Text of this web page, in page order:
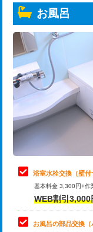
トーラー機使用/3m
追加トーラー機使用
カメラ調査
桝清掃
止水・漏水調査・
理・調整・分解・
止水・漏水調査・
理・調整・分解・
止水・漏水調査・
理・調整・分解・
トイレタンク脱着
お風呂
浴室水栓交換（壁付
基本料金 3,300円+
WEB割引
お風呂の部品交換（